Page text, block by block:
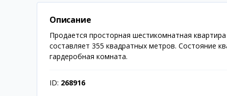
Описание
Продается просторная шестикомнатная
составляет 355 квадратных метров. Состояние
гардеробная комната.
ID: 268916